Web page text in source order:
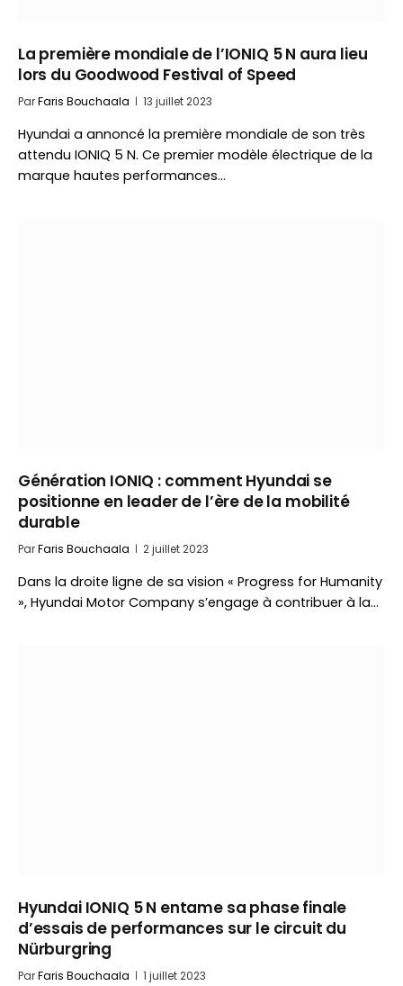
La première mondiale de l’IONIQ 5 N aura lieu
lors du Goodwood Festival of Speed
ParFaris Bouchaala 13 juillet 2023
Hyundai a annoncé la première mondiale de son très
attendu IONIQ 5 N. Ce premier modèle électrique de la
marque hautes performances…
Génération IONIQ : comment Hyundai se
positionne en leader de l’ère de la mobilité
durable
ParFaris Bouchaala 2 juillet 2023
Dans la droite ligne de sa vision « Progress for Humanity
», Hyundai Motor Company s’engage à contribuer à la…
Hyundai IONIQ 5 N entame sa phase finale
d’essais de performances sur le circuit du
Nürburgring
ParFaris Bouchaala 1 juillet 2023